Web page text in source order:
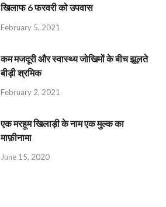
खिलाफ 6 फरवरी को उपवास
February 5, 2021
कम मजदूरी और स्वास्थ्य जोखिमों के बीच झूलते
बीड़ी श्रमिक
February 2, 2021
एक मरहूम खिलाड़ी के नाम एक मुल्क का
माफ़ीनामा
June 15, 2020